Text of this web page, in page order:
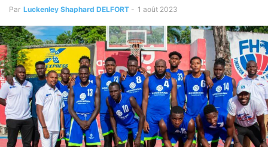
Par Luckenley Shaphard DELFORT - 1 août 2023